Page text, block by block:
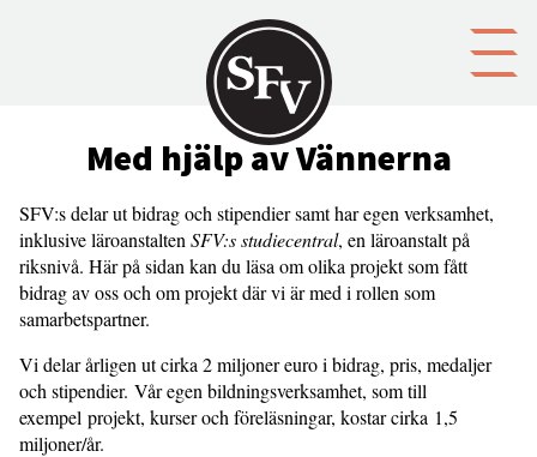
Med hjälp av Vännerna
SFV:s delar ut bidrag och stipendier samt har egen verksamhet,
inklusive läroanstalten SFV:s studiecentral, en läroanstalt på
riksnivå. Här på sidan kan du läsa om olika projekt som fått
bidrag av oss och om projekt där vi är med i rollen som
samarbetspartner.
Vi delar årligen ut cirka 2 miljoner euro i bidrag, pris, medaljer
och stipendier. Vår egen bildningsverksamhet, som till
exempel projekt, kurser och föreläsningar, kostar cirka 1,5
miljoner/år.